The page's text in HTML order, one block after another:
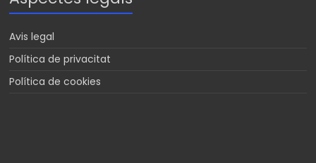
Avis legal
Política de privacitat
Política de cookies